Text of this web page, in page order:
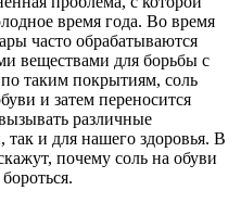
время года. Во время
часто обрабатываются
веществами для борьбы с
таким покрытиям, соль
и затем переносится
различные
и для нашего здоровья. В
почему соль на обуви